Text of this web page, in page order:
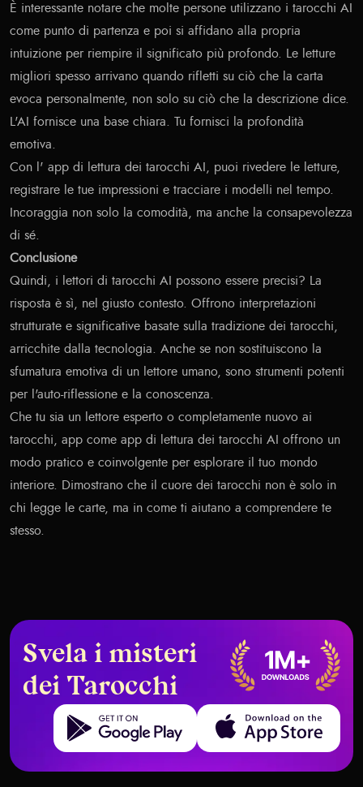
È interessante notare che molte persone utilizzano i tarocchi AI
come punto di partenza e poi si affidano alla propria
intuizione per riempire il significato più profondo. Le letture
migliori spesso arrivano quando rifletti su ciò che la carta
evoca personalmente, non solo su ciò che la descrizione dice.
L'AI fornisce una base chiara. Tu fornisci la profondità
emotiva.
Con l' app di lettura dei tarocchi AI
, puoi rivedere le letture,
registrare le tue impressioni e tracciare i modelli nel tempo.
Incoraggia non solo la comodità, ma anche la consapevolezza
di sé.
Conclusione
Quindi, i lettori di tarocchi AI possono essere precisi? La
risposta è sì, nel giusto contesto. Offrono interpretazioni
strutturate e significative basate sulla tradizione dei tarocchi,
arricchite dalla tecnologia. Anche se non sostituiscono la
sfumatura emotiva di un lettore umano, sono strumenti potenti
per l'auto-riflessione e la conoscenza.
Che tu sia un lettore esperto o completamente nuovo ai
tarocchi, app come app di lettura dei tarocchi AI
offrono un
modo pratico e coinvolgente per esplorare il tuo mondo
interiore. Dimostrano che il cuore dei tarocchi non è solo in
chi legge le carte, ma in come ti aiutano a comprendere te
stesso.
Svela i misteri
dei Tarocchi
Get it on Google Play Download on the App Store